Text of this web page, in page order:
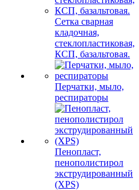
Сетка сварная
кладочная,
стеклопластиковая,
КСП, базальтовая.
Перчатки, мыло,
респираторы
Пенопласт,
пенополистирол
экструдированный
(XPS)